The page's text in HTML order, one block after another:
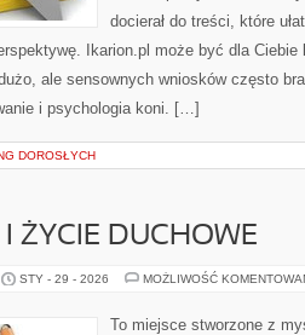
docierał do treści, które
Ikarion.pl może być dla Ciebie
ale sensownych wniosków często
i psychologia koni. […]
DOROSŁYCH
ŻYCIE DUCHOWE
STY - 29 - 2026 MOŻLIWOŚĆ
To miejsce stworzone z